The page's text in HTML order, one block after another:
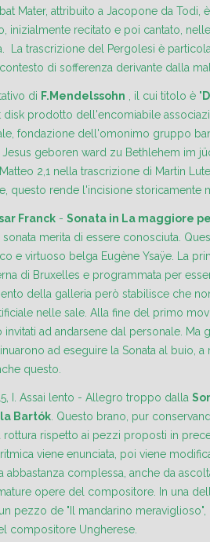
Mater, attribuito a Jacopone da Todi,
inizialmente recitato e poi cantato,
La trascrizione del Pergolesi è
di sofferenza derivante dalla
di F.Mendelssohn , il cui titolo è "
disk prodotto dell'encomiabile
fondazione dell'omonimo gruppo
Jesus geboren ward zu Bethlehem im
2,1 nella trascrizione di Martin
questo rende l'incisione storicamente
Franck - Sonata in La maggiore
merita di essere conosciuta.
e virtuoso belga Eugène Ysaÿe. La
di Bruxelles e programmata per
della galleria però stabilisce che
nelle sale. Alla fine del primo
invitati ad andarsene dal personale. Ma
ad eseguire la Sonata al buio,
questo.
I. Assai lento - Allegro troppo dalla
Bartók. Questo brano, pur
rottura rispetto ai pezzi proposti in
viene enunciata, poi viene
abbastanza complessa, anche da
opere del compositore. In una
pezzo de "Il mandarino meraviglioso",
compositore Ungherese.